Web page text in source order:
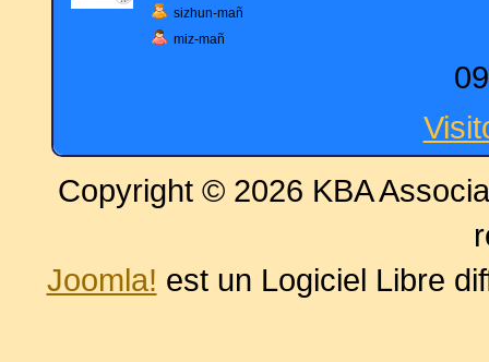
sizhun-mañ
miz-mañ
Copyright © 2026 KBA
Joomla! est un Logiciel Libre